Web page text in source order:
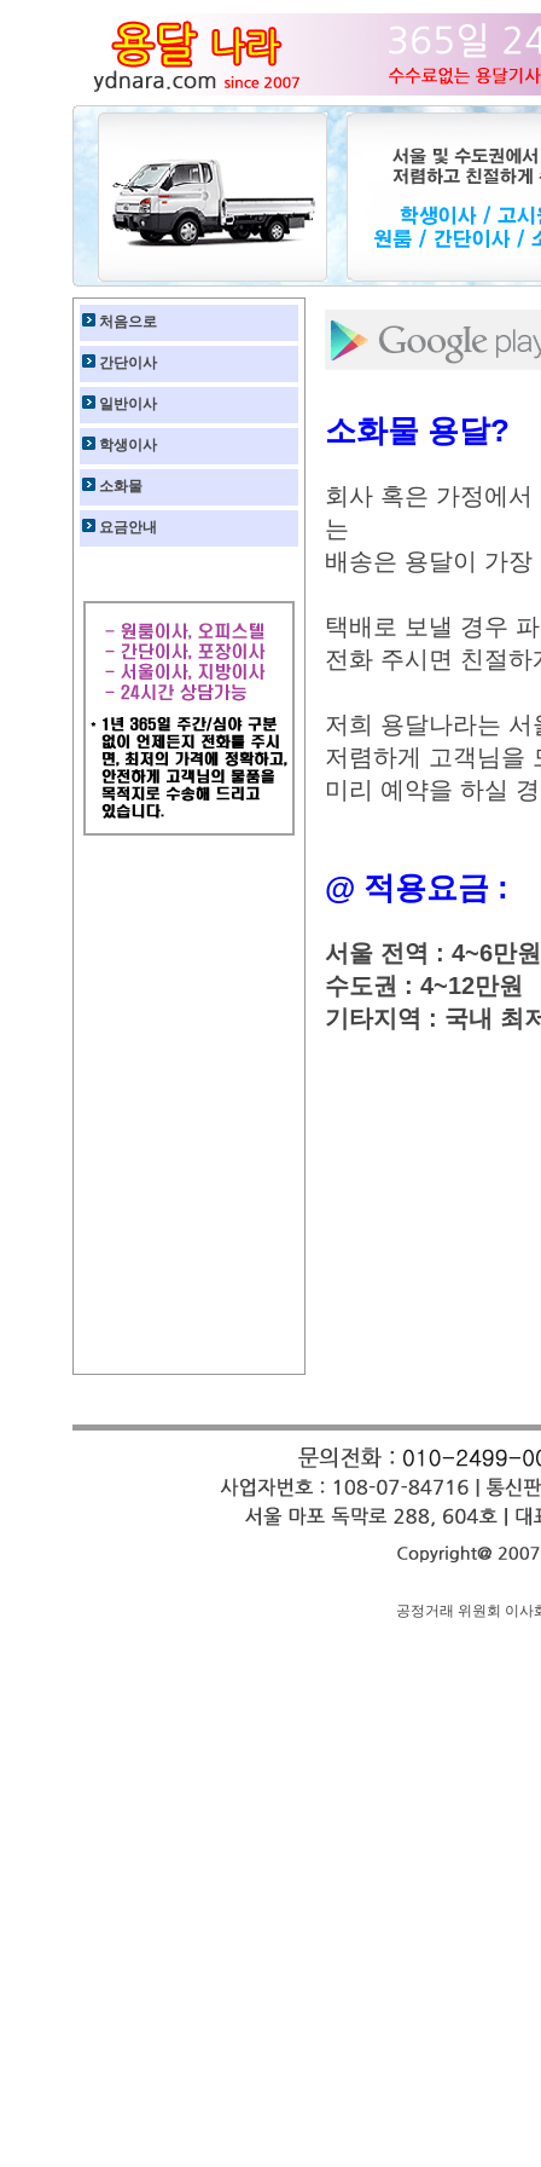
처음으로
간단이사
일반이사
학생이사
소화물
요금안내
소화물 용달?
회사 혹은 가정에
는
배송은 용달이 가장
택배로 보낼 경우
전화 주시면 친절
저희 용달나라는
저렴하게 고객님을
미리 예약을 하실
@ 적용요금 :
서울 전역 : 4~6만원
수도권 : 4~12만원
기타지역 : 국내 최
공정거래 위원회 이사